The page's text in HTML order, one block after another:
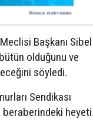
Başkanı Sibel
olduğunu ve
söyledi.
Sendikası
beraberindeki heyeti